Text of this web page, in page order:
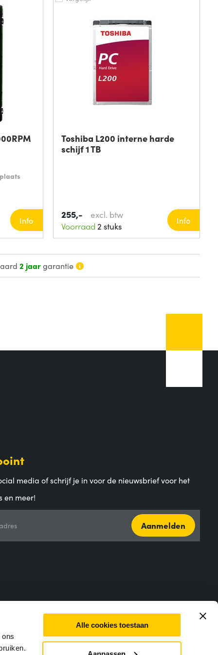
Alle cookies toestaan
Info
Toshiba L200 interne harde
schijf 1 TB
255,-
excl. btw
Voorraad 2 stuks
Info
2 jaargarantie
media of schrijf je in voor de nieuwsbrief voor het
en meer!
Aanmelden